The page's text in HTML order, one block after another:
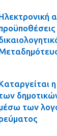
των